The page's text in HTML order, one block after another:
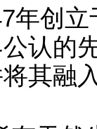
创立
认的
其融